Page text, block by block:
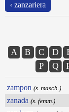
‹ zanzariera
A B C D
P
Q
zampon (s. masch.)
zanada (s. femm.)